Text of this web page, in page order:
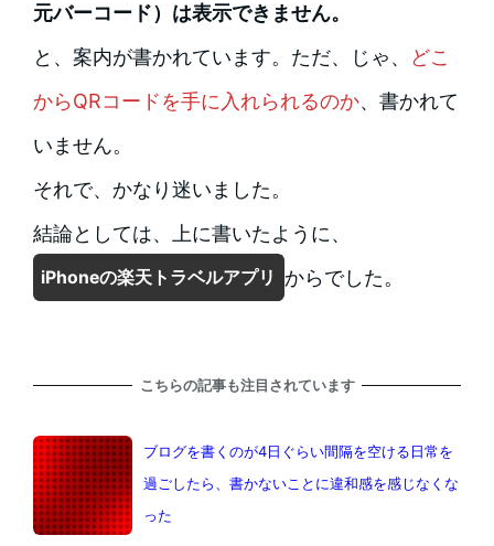
元バーコード）は表示できません。
と、案内が書かれています。ただ、じゃ、
どこ
からQRコードを手に入れられるのか、書かれて
いません。
それで、かなり迷いました。
結論としては、上に書いたように、
iPhoneの楽天トラベルアプリ からでした。
こちらの記事も注目されています
ブログを書くのが4日ぐらい間隔を空ける日常を
過ごしたら、書かないことに違和感を感じなくな
った